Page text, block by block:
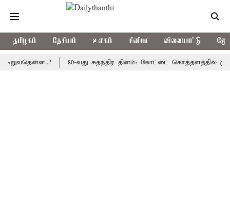
தமிழகம் தேசியம் உலகம் சினிமா விளையாட்டு
80-வது சுதந்திர தினம்: கோட்டை கொத்தளத்தில் முதல்